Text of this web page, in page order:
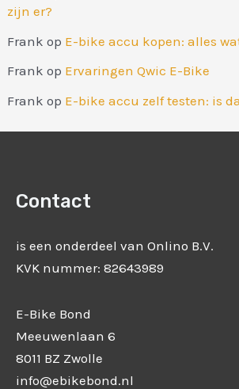
zijn er?
Frank op E-bike accu kopen: alles
Frank op Ervaringen Qwic E-Bike
Frank op E-bike accu zelf testen: is
Contact
is een onderdeel van Onlino B.V.
KVK nummer: 82643989
E-Bike Bond
Meeuwenlaan 6
8011 BZ Zwolle
info@ebikebond.nl